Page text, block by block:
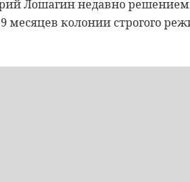
Лошагин недавно решением
месяцев колонии строгого